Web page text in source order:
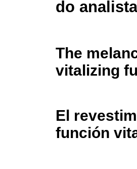
do analista
The
vitalizing
El
función